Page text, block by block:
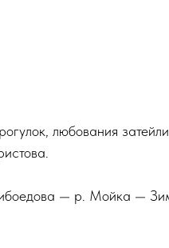
любования
— р. Мойка —